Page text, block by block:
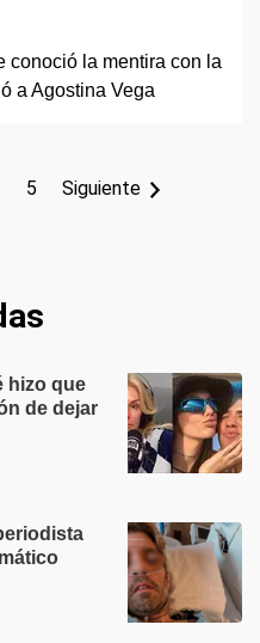
5 Siguiente
hizo que
de dejar